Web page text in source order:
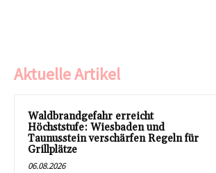
Aktuelle Artikel
Waldbrandgefahr erreicht
Höchststufe: Wiesbaden und
Taunusstein verschärfen Regeln für
Grillplätze
06.08.2026